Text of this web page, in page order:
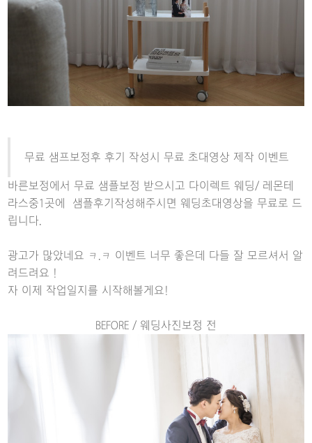
무료 샘프보정후 후기 작성시 무료 초대영상 제작 이벤트
바른보정에서 무료 샘플보정 받으시고 다이렉트 웨딩/ 레몬테
라스중1곳에 샘플후기작성해주시면 웨딩초대영상을 무료로 드
립니다.
광고가 많았네요 ㅋ.ㅋ 이벤트 너무 좋은데 다들 잘 모르셔서 알
려드려요 !
자 이제 작업일지를 시작해볼게요!
BEFORE / 웨딩사진보정 전